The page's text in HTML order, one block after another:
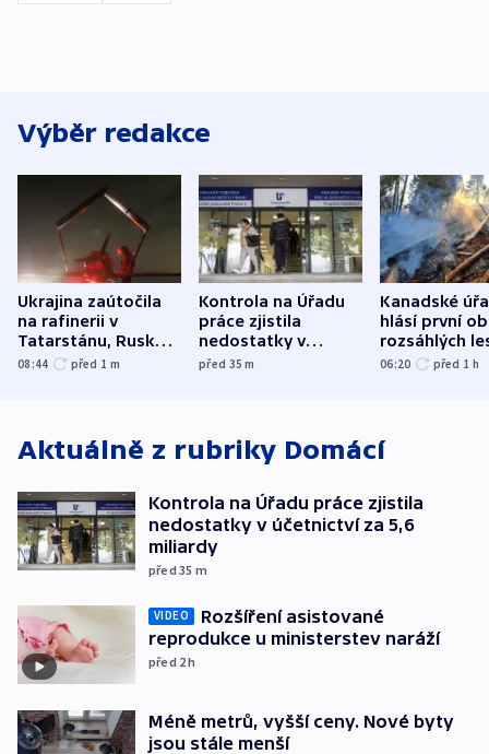
Výběr redakce
Ukrajina zaútočila
na rafinerii v
Tatarstánu, Rusko
udeřilo na Sumy a
08:44 před 1 m
Kontrola na Úřadu
práce zjistila
nedostatky v
účetnictví za 5,6
před 35m
Kanadské
hlásí první
rozsáhlých
požárů
06:20 před 1 h
Aktuálně z rubriky Domácí
Kontrola na Úřadu práce zjistila
nedostatky v účetnictví za 5,6
miliardy
před 35 m
VIDEO
Rozšíření asistované
reprodukce u ministerstev naráží
před 2h
Méně metrů, vyšší ceny. Nové byty
jsou stále menší